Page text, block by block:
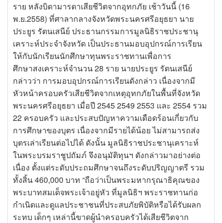
ราย หลังบิดามารดาเสียชีวิตจากอุทกภัย เช้าวันนี้ (16
พ.ย.2558) ที่ศาลากลางจังหวัดพระนครศรีอยุธยา นาย
ประยูร รัตนเสนีย์ ประธานกรรมการมูลนิธิราชประชานุ
เคราะห์ประจำจังหวัด เป็นประธานมอบอุปกรณ์การเรียน
ให้กับนักเรียนนักศึกษาทุนพระราชทานเพื่อการ
ศึกษาสงเคราะห์จำนวน 28 ราย นายประยูร รัตนเสนีย์
กล่าวว่า การมอบอุปกรณ์การเรียนดังกล่าว เนื่องจากมี
หัวหน้าครอบครัวเสียชีวิตจากเหตุอุทกภัยในพื้นที่จังหวัด
พระนครศรีอยุธยา เมื่อปี 2545 2549 2553 และ 2554 รวม
22 ครอบครัว และประสบปัญหาความเดือดร้อนเกี่ยวกับ
การศึกษาของบุตร เนื่องจากมีรายได้น้อย ไม่สามารถส่ง
บุตรเล่าเรียนต่อไปได้ ดังนั้น มูลนิธิราชประชานุเคราะห์
ในพระบรมราชูปถัมภ์ จึงอนุมัติทุนฯ ดังกล่าวมาอย่างต่อ
เนื่อง ตั้งแต่ระดับประถมศึกษาจนถึงระดับปริญญาตรี รวม
ทั้งสิ้น 460,000 บาท “ถือว่าเป็นพระมหากรุณาธิคุณของ
พระบาทสมเด็จพระเจ้าอยู่หัว ที่มูลนิธิฯ พระราชทานก่อ
กำเนิดและดูแลประชาชนที่ประสบภัยพิบัติหรือได้รับผลก
ระทบ เด็กๆ เหล่านี้ขาดผู้นำครอบครัวได้เสียชีวิตจาก